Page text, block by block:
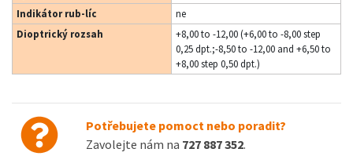
Indikátor rub-líc
ne
Dioptrický rozsah
+8,00 to -12,00 (+6,00 to -8,00 step
0,25 dpt.;-8,50 to -12,00 and +6,50 to
+8,00 step 0,50 dpt.)
Potřebujete pomoct nebo poradit?
Zavolejte nám na 727 887 352.